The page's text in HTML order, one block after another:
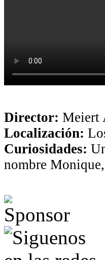
Director: Meiert
Localización:
Curiosidades:
nombre